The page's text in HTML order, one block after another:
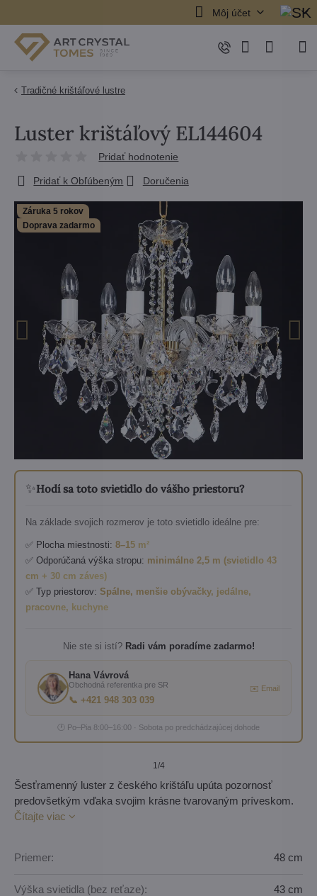
Môj účet
Tradičné krištáľové lustre
Záruka 5 rokov
Doprava zadarmo
✨Hodí sa toto svietidlo do vášho priestoru?
Na základe svojich rozmerov je toto svietidlo ideálne pre:
✅ Plocha miestnosti: 8–15 m²
✅ Odporúčaná výška stropu: minimálne 2,5 m (svietidlo 43
cm + 30 cm záves)
✅ Typ priestorov: Spálne, menšie obývačky, jedálne,
pracovne, kuchyne
Nie ste si istí? Radi vám poradíme zadarmo!
Hana Vávrová
Obchodná referentka pre SR
📞 +421 948 303 039
✉️ Email
🕐 Po–Pia 8:00–16:00 · Sobota po predchádzajúcej dohode
1/4
Luster krištáľový EL144604
Pridať hodnotenie
Pridať k Obľúbeným Doručenia
Šesťramenný luster z českého krištáľu upúta pozornosť
predovšetkým vďaka svojim krásne tvarovaným príveskom.
Čítajte viac
Priemer: 48 cm
Výška svietidla (bez reťaze): 43 cm